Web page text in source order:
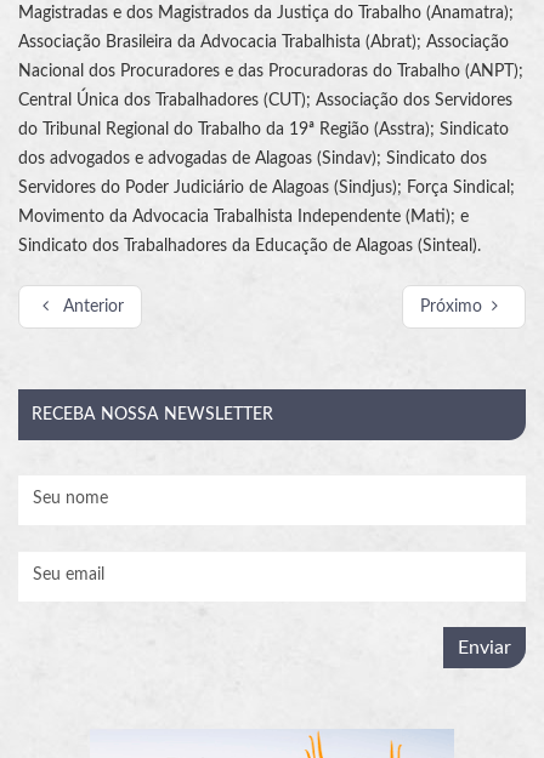
Magistradas e dos Magistrados da Justiça do Trabalho (Anamatra);
Associação Brasileira da Advocacia Trabalhista (Abrat); Associação
Nacional dos Procuradores e das Procuradoras do Trabalho (ANPT);
Central Única dos Trabalhadores (CUT); Associação dos Servidores
do
Tribunal Regional do Trabalho da 19ª Região (Asstra); Sindicato
dos advogados e advogadas de Alagoas (Sindav); Sindicato dos
Servidores do Poder Judiciário de Alagoas (Sindjus); Força Sindical;
Movimento da Advocacia Trabalhista Independente (Mati); e
Sindicato dos Trabalhadores da Educação de Alagoas (Sinteal).
Anterior Próximo
RECEBA NOSSA NEWSLETTER